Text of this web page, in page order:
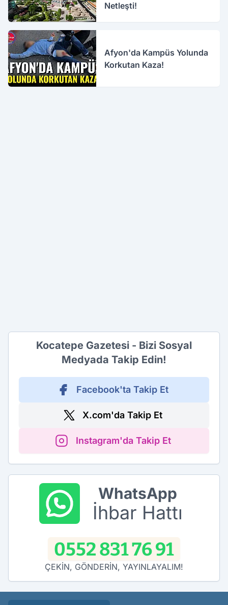
Netleşti!
Afyon'da Kampüs Yolunda
Korkutan Kaza!
Kocatepe Gazetesi - Bizi Sosyal
Medyada Takip Edin!
Facebook'ta Takip Et
X.com'da Takip Et
Instagram'da Takip Et
WhatsApp
İhbar Hattı
0552 831 76 91
ÇEKİN, GÖNDERİN, YAYINLAYALIM!